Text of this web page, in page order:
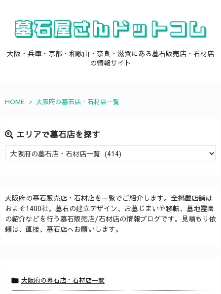
大阪・兵庫・京都・和歌山・奈良・滋賀にある墓石販売店・石材店
の情報サイト
HOME > 大阪府の墓石店・石材店一覧
エリアで墓石店を探す
エ
リ
石
店
を
探
大阪府の墓石販売店・石材店を一覧でご紹介します。全掲載店舗は
およそ1400社。墓石の建立デザイン、お墓じまいや移転、墓地霊園
の紹介などを行う墓石販売店/石材店の情報ブログです。見積もり依
頼は、直接、墓石店へお願いします。
 大阪府の墓石店・石材店一覧